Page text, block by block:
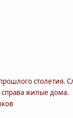
столетия.
жилые дома.